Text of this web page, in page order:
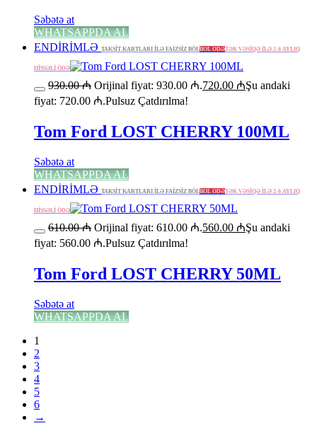
Səbətə at
WHATSAPPDA AL
ENDİRİMLƏ TAKSİT KARTLARI İLƏ FAİZSİZ BÖLBÖL ÖDƏTƏK VƏSİQƏ İLƏ 2-6 AYLIQ
HİSSƏLİ ÖDƏ
930.00₼ Orijinal fiyat: 930.00 ₼.720.00 ₼Şu andaki
fiyat: 720.00 ₼.Pulsuz Çatdırılma!
Tom Ford LOST CHERRY 100ML
Səbətə at
WHATSAPPDA AL
ENDİRİMLƏ TAKSİT KARTLARI İLƏ FAİZSİZ BÖLBÖL ÖDƏTƏK VƏSİQƏ İLƏ 2-6 AYLIQ
HİSSƏLİ ÖDƏ
610.00₼ Orijinal fiyat: 610.00 ₼.560.00 ₼Şu andaki
fiyat: 560.00 ₼.Pulsuz Çatdırılma!
Tom Ford LOST CHERRY 50ML
Səbətə at
WHATSAPPDA AL
1
2
3
4
5
6
→